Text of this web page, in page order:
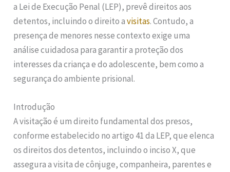
a Lei de Execução Penal (LEP), prevê direitos aos
detentos, incluindo o direito avisitas. Contudo, a
presença de menores nesse contexto exige uma
análise cuidadosa para garantir a proteção dos
interesses da criança e do adolescente, bem como a
segurança do ambiente prisional.
Introdução
A visitação é um direito fundamental dos presos,
conforme estabelecido no artigo 41 da LEP, que elenca
os direitos dos detentos, incluindo o inciso X, que
assegura a visita de cônjuge, companheira, parentes e